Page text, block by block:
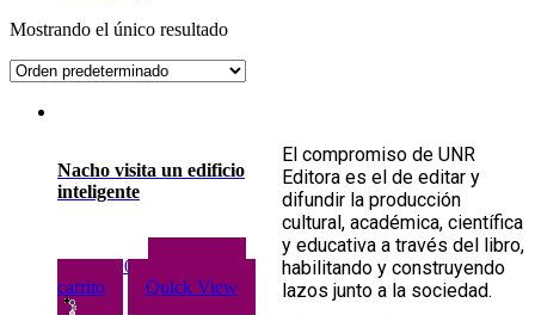
Mostrando el único resultado
Nacho visita un edificio
inteligente
18,000.00
carrito
Quick View
El compromiso de UNR
Editora es el de editar y
difundir la producción
cultural, académica, científica
y educativa a través del libro,
habilitando y construyendo
lazos junto a la sociedad.